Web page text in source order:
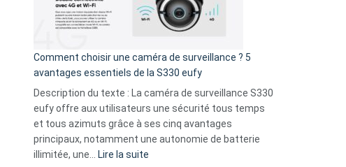
La
fuite
16
milliards
données
menace
Facebook,
Telegram
Comment choisir une caméra de surveillance ? 5
avantages essentiels de la S330 eufy
Description du texte : La caméra de surveillance S330
eufy offre aux utilisateurs une sécurité tous temps
et tous azimuts grâce à ses cinq avantages
principaux, notamment une autonomie de batterie
illimitée, une…
Lire la suite